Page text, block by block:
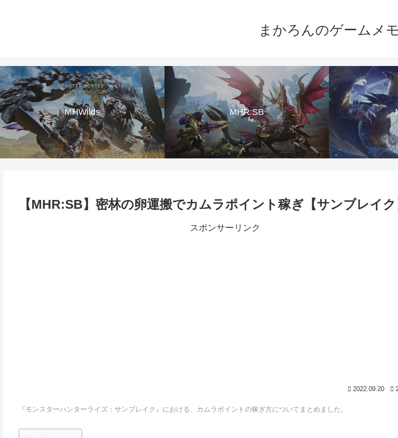
まかろんのゲームメモ
MHWilds MHR:SB
【MHR:SB】密林の卵運搬でカムラポイント稼ぎ【サンブレイク
スポンサーリンク
2022.09.20
『モンスターハンターライズ：サンブレイク』における、カムラポイントの稼ぎ方についてまとめました。